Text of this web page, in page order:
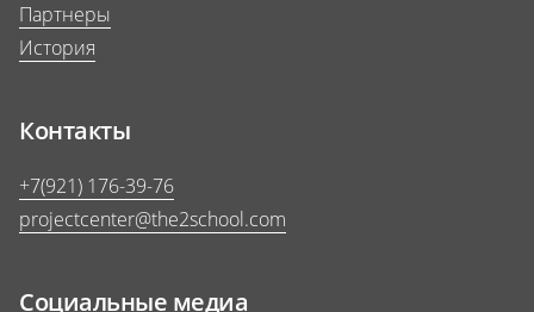
Партнеры
История
Контакты
+7(921) 176-39-76
projectcenter@the2school.com
Социальные медиа